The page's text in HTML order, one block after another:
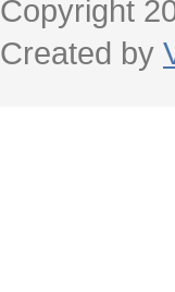
Copyright
Created by